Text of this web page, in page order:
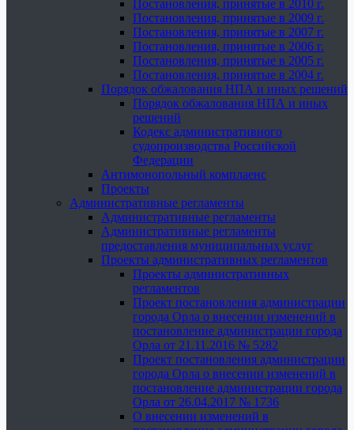
Постановления, принятые в 2010 г.
Постановления, принятые в 2009 г.
Постановления, принятые в 2007 г.
Постановления, принятые в 2006 г.
Постановления, принятые в 2005 г.
Постановления, принятые в 2004 г.
Порядок обжалования НПА и иных решений
Порядок обжалования НПА и иных
решений
Кодекс административного
судопроизводства Российской
Федерации
Антимонопольный комплаенс
Проекты
Административные регламенты
Административные регламенты
Административные регламенты
предоставления муниципальных услуг
Проекты административных регламентов
Проекты административных
регламентов
Проект постановления администрации
города Орла о внесении изменений в
постановление администрации города
Орла от 21.11.2016 № 5282
Проект постановления администрации
города Орла о внесении изменений в
постановление администрации города
Орла от 26.04.2017 № 1736
О внесении изменений в